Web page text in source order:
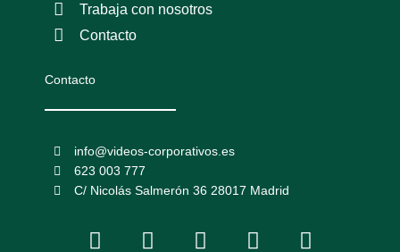
Trabaja con nosotros
Contacto
Contacto
info@videos-corporativos.es
623 003 777
C/ Nicolás Salmerón 36 28017 Madrid
F
I
L
Y
T